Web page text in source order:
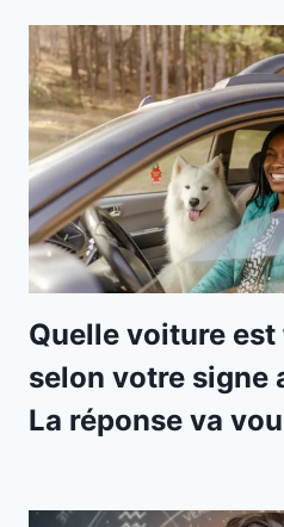
Quelle voiture
selon votre signe
La réponse va